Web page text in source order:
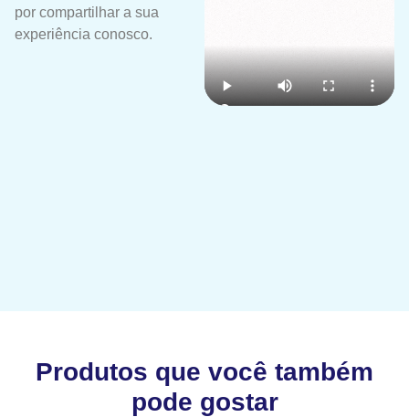
por compartilhar a sua
experiência conosco.
Produtos que você também
pode gostar